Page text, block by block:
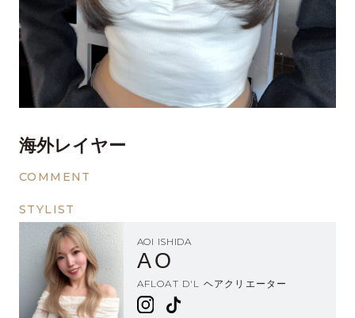
海外レイヤー
COMMENT
STYLIST
AOI ISHIDA
AO
AFLOAT D'L ヘアクリエーター